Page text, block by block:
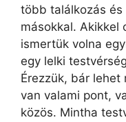
több találkozás
másokkal. Akikkel
ismertük volna
egy lelki
Érezzük, bár lehet
van valami pont,
közös. Mintha